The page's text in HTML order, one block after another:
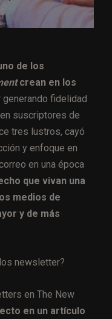
de los
crean en los
generando fidelidad
suscriptores de
tres lustros, cayó
y enfoque en
en una época
que vivan una
medios de
y de más
newsletter?
en The New
en un artículo